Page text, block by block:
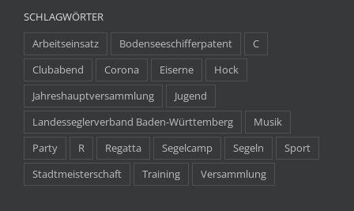
SCHLAGWÖRTER
Arbeitseinsatz Bodenseeschifferpatent
C
Clubabend
Corona Eiserne
Hock
Jahreshauptversammlung
Jugend
Landesseglerverband Baden-Württemberg
Musik
Party
R Regatta Segelcamp Segeln
Sport
Stadtmeisterschaft
Training Versammlung